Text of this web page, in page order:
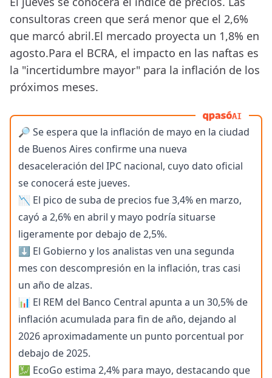
consultoras creen que será menor que el 2,6%
que marcó abril.El mercado proyecta un 1,8% en
agosto.Para el BCRA, el impacto en las naftas es
la "incertidumbre mayor" para la inflación de los
próximos meses.
AI
🔎 Se espera que la inflación de mayo en la ciudad
de Buenos Aires confirme una nueva
desaceleración del IPC nacional, cuyo dato oficial
se conocerá este jueves.
📉 El pico de suba de precios fue 3,4% en marzo,
cayó a 2,6% en abril y mayo podría situarse
ligeramente por debajo de 2,5%.
⬇️ El Gobierno y los analistas ven una segunda
mes con descompresión en la inflación, tras casi
un año de alzas.
📊 El REM del Banco Central apunta a un 30,5% de
inflación acumulada para fin de año, dejando al
2026 aproximadamente un punto porcentual por
debajo de 2025.
💹 EcoGo estima 2,4% para mayo, destacando que